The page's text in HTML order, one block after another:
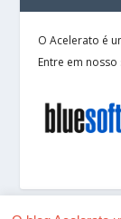
O Acelerato é
Entre em